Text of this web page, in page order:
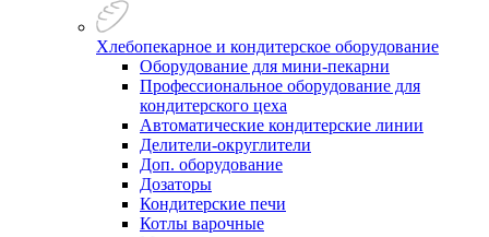
Хлебопекарное и кондитерское оборудование
Оборудование для мини-пекарни
Профессиональное оборудование для
кондитерского цеха
Автоматические кондитерские линии
Делители-округлители
Доп. оборудование
Дозаторы
Кондитерские печи
Котлы варочные